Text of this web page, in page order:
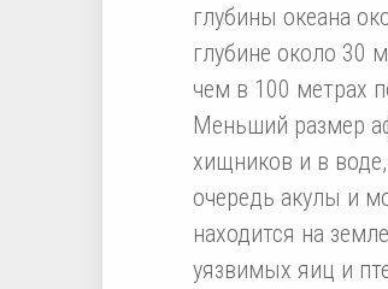
глубины океана
глубине около 30
чем в 100 метрах
Меньший размер
хищников и в
очередь акулы и
находится на
уязвимых яиц и